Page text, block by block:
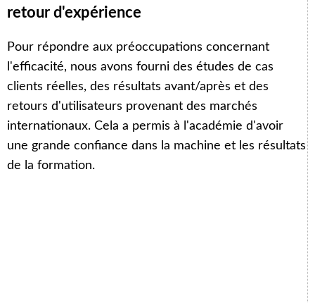
retour d'expérience
Pour répondre aux préoccupations concernant
l'efficacité, nous avons fourni des études de cas
clients réelles, des résultats avant/après et des
retours d'utilisateurs provenant des marchés
internationaux. Cela a permis à l'académie d'avoir
une grande confiance dans la machine et les résultats
de la formation.